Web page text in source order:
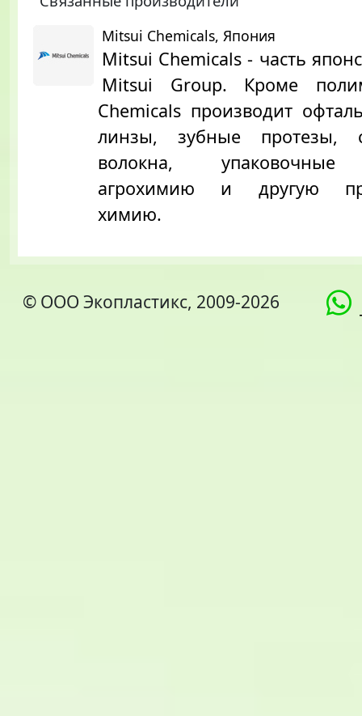
Mitsui Chemicals, Япония
Mitsui Chemicals - часть
Mitsui Group. Кроме
Chemicals производит
линзы, зубные протезы,
волокна, упаковочные
агрохимию и другую
химию.
© ООО Экопластикс, 2009-2026